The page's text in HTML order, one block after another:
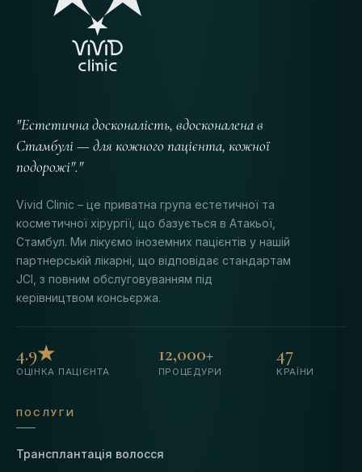
"Естетична досконалість, вдосконалена в
Стамбулі — для кожного пацієнта, кожної
подорожі"."
Vivid Clinic – це приватна група естетичної та
косметичної хірургії, що базується в Атакьої,
Стамбул. Ми лікуємо іноземних пацієнтів у нашій
партнерській лікарні, що відповідає стандартам
JCI, з повним обслуговуванням під
керівництвом консьєржа.
4.9★
ОЦІНКА ПАЦІЄНТА
12,000+
ПРОЦЕДУРИ
47
КРАЇНИ
ПОСЛУГИ
Трансплантація волосся